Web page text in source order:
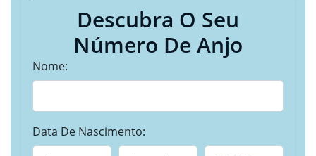
Descubra O Seu
Número De Anjo
Nome:
Data De Nascimento: